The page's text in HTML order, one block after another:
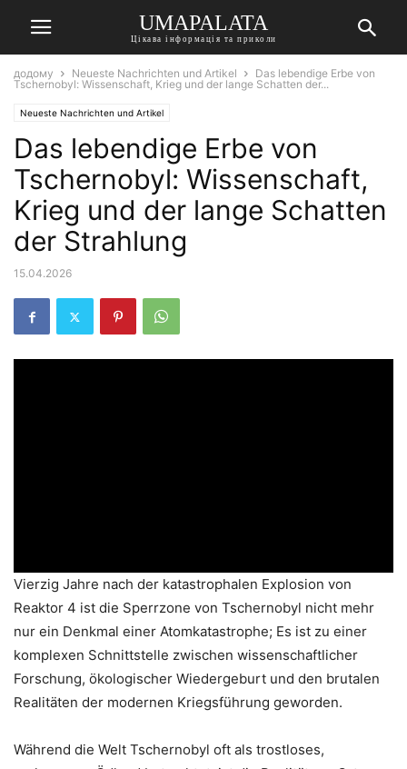
UMAPALATA
Цікава інформація та приколи
додому Neueste Nachrichten und Artikel
Das lebendige Erbe von
Tschernobyl: Wissenschaft, Krieg und der lange Schatten der...
Neueste Nachrichten und Artikel
Das lebendige Erbe von
Tschernobyl: Wissenschaft,
Krieg und der lange Schatten
der Strahlung
15.04.2026
Vierzig Jahre nach der katastrophalen Explosion von
Reaktor 4 ist die Sperrzone von Tschernobyl nicht mehr
nur ein Denkmal einer Atomkatastrophe; Es ist zu einer
komplexen Schnittstelle zwischen wissenschaftlicher
Forschung, ökologischer Wiedergeburt und den brutalen
Realitäten der modernen Kriegsführung geworden.
Während die Welt Tschernobyl oft als trostloses,